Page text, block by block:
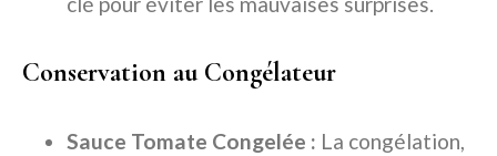
Conservation au Congélateur
Sauce Tomate Congelée : La congélation,